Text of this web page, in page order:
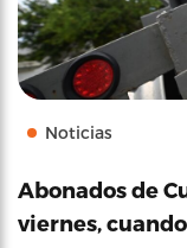
Noticias
Abonados de
viernes,